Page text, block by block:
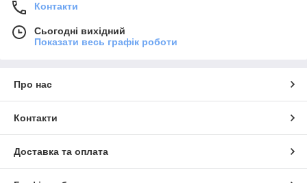
Контакти
Сьогодні вихідний
Показати весь графік роботи
Про нас
Контакти
Доставка та оплата